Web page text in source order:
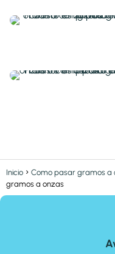
Inicio Como pasar gramos a
gramos a onzas